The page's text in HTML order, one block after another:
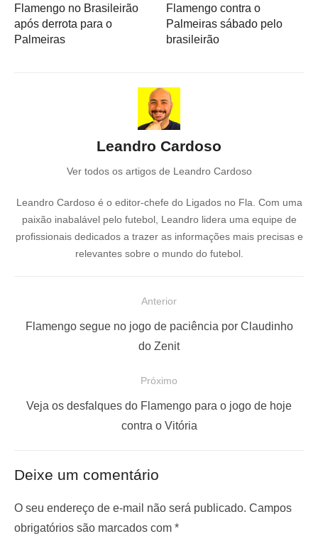
Flamengo no Brasileirão
após derrota para o
Palmeiras
Flamengo contra o
Palmeiras sábado pelo
brasileirão
Leandro Cardoso
Ver todos os artigos de Leandro Cardoso
Leandro Cardoso é o editor-chefe do Ligados no Fla. Com uma
paixão inabalável pelo futebol, Leandro lidera uma equipe de
profissionais dedicados a trazer as informações mais precisas e
relevantes sobre o mundo do futebol.
o
e
P
Anterior
P
a
i
o
Flamengo segue no jogo de paciência por Claudinho
do Zenit
Próximo
P
m
o
Veja os desfalques do Flamengo para o jogo de hoje
contra o Vitória
Deixe um comentário
O seu endereço de e-mail não será publicado. Campos
obrigatórios são marcados com *